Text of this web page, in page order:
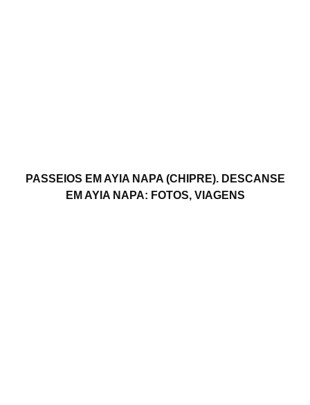
PASSEIOS EM AYIA NAPA (CHIPRE). DESCANSE
EM AYIA NAPA: FOTOS, VIAGENS